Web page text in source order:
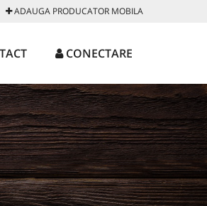
ADAUGA PRODUCATOR MOBILA
CONECTARE